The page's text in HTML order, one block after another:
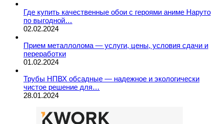
Где купить качественные обои с героями аниме Наруто
по выгодной…
02.02.2024
Прием металлолома — услуги, цены, условия сдачи и
переработки
01.02.2024
Трубы НПВХ обсадные — надежное и экологически
чистое решение для…
28.01.2024